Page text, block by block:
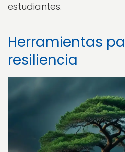
estudiantes.
Herramientas
resiliencia